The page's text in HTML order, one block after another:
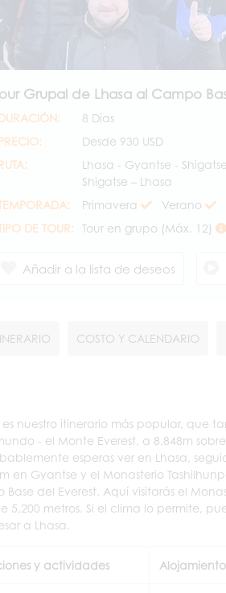
Grupal de Lhasa al Campo
8 Días
Desde 930 USD
Lhasa - Gyantse -
Shigatse – Lhasa
Primavera Verano
DE TOUR:
Tour en grupo (Máx. 12)
Añadir a la lista de deseos
COSTO Y CALENDARIO
es nuestro itinerario más popular, que
- el Monte Everest, a 8,848m
esperas ver en Lhasa,
en Gyantse y el Monasterio
del Everest. Aquí visitarás el
metros. Si el clima lo permite,
a Lhasa.
y actividades Alojamiento